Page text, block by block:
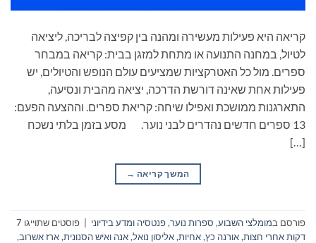
קריאה היא פעילות מעשירה ומהנה בין קפיצה לבריכה, ליציאה
לטיול, במחנה התנועה או מתחת למזגן בבית: קריאה במבחר
ספרים. מול כל האטרקציות שמציעים עולם הנופש והטיולים, יש
פעילות אחת שאינה דורשת הדרכה, יציאה מהבית ונסיעה,
התארגנות ממושכת ואפילו שיחה: קריאת ספרים. וההצעה הפעם:
13 ספרים חדשים נהדרים לבני נוער. מסע בזמן בלתי נשכח
[…]
המשך קריאה →
פורסם במומלצי השבוע, ספרות נוער,פנטסיה ומדע בידיוני פוסטים שתוייגו 7
דקות אחרי חצות,אורנה כץ,אחיות,אליסון נואל,אנה ואיש הסנונית,ארז אשרוב,